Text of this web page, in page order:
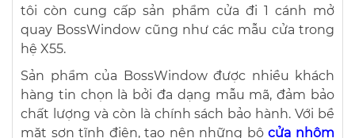
tôi còn cung cấp sản phẩm cửa đi 1 cánh mở
quay BossWindow cũng như các mẫu cửa trong
hệ X55.
Sản phẩm của BossWindow được nhiều khách
hàng tin chọn là bởi đa dạng mẫu mã, đảm bảo
chất lượng và còn là chính sách bảo hành. Với bề
mặt sơn tĩnh điện, tạo nên những bộcửa nhôm